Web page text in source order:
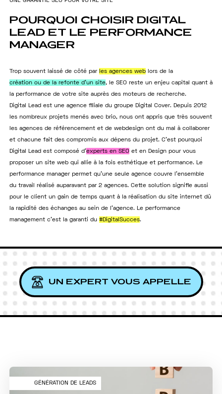
L’AGENCE
SEO
SEA
ACTUALITÉS
DEMANDE DE DEVIS
POURQUOI CHOISIR DIGITAL
LEAD ET LE PERFORMANCE
MANAGER
Trop souvent laissé de côté par les agences weblors de la
création ou de la refonte d’un site, le SEO reste un enjeu capital quant à
la performance de votre site auprès des moteurs de recherche.
Digital Lead est une agence filiale du groupe Digital Cover. Depuis 2012
les nombreux projets menés avec brio, nous ont appris que très souvent
les agences de référencement et de webdesign ont du mal à collaborer
et chacune fait des compromis aux dépens du projet. C’est pourquoi
Digital Lead est composé d’experts en SEOet en Design pour vous
proposer un site web qui allie à la fois esthétique et performance. Le
performance manager permet qu’une seule agence couvre l’ensemble
du travail réalisé auparavant par 2 agences. Cette solution signifie aussi
pour le client un gain de temps quant à la réalisation du site internet dû
la rapidité des échanges au sein de l’agence. Le performance
management c’est la garanti du #DigitalSucces.
UN EXPERT VOUS APPELLE
GÉNÉRATION DE LEADS